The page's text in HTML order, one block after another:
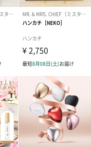
超えて夢中で働く人のス
事のパフォーマンスを
スキンケアブランドと
る人のパフォーマンス
しい選択肢になること